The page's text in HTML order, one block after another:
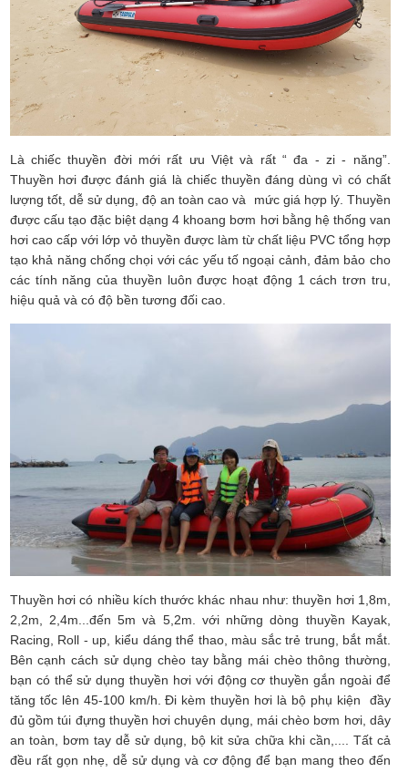
Là chiếc thuyền đời mới rất ưu Việt và rất “ đa - zi - năng”.
Thuyền hơi được đánh giá là chiếc thuyền đáng dùng vì có chất
lượng tốt, dễ sử dụng, độ an toàn cao và mức giá hợp lý. Thuyền
được cấu tạo đặc biệt dạng 4 khoang bơm hơi bằng hệ thống van
hơi cao cấp với lớp vỏ thuyền được làm từ chất liệu PVC tổng hợp
tạo khả năng chống chọi với các yếu tố ngoại cảnh, đảm bảo cho
các tính năng của thuyền luôn được hoạt động 1 cách trơn tru,
hiệu quả và có độ bền tương đối cao.
Thuyền hơi có nhiều kích thước khác nhau như: thuyền hơi 1,8m,
2,2m, 2,4m...đến 5m và 5,2m. với những dòng thuyền Kayak,
Racing, Roll - up, kiểu dáng thể thao, màu sắc trẻ trung, bắt mắt.
Bên cạnh cách sử dụng chèo tay bằng mái chèo thông thường,
bạn có thể sử dụng thuyền hơi với động cơ thuyền gắn ngoài để
tăng tốc lên 45-100 km/h. Đi kèm thuyền hơi là bộ phụ kiện đầy
đủ gồm túi đựng thuyền hơi chuyên dụng, mái chèo bơm hơi, dây
an toàn, bơm tay dễ sử dụng, bộ kit sửa chữa khi cần,.... Tất cả
đều rất gọn nhẹ, dễ sử dụng và cơ động để bạn mang theo đến